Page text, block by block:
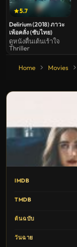
5.7
Delirium (2018) ภาวะ
เพ้อคลั่ง (ซับไทย)
ดูหนังตื่นเต้นเร้าใจ
Thriller
Home Movies
IMDB
TMDB
ต้นฉบับ
วันฉาย